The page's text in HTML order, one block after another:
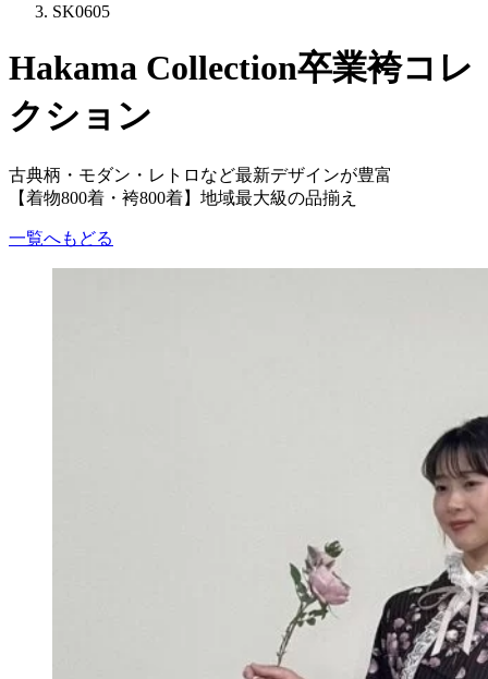
SK0605
Hakama Collection卒業袴コレ
クション
古典柄・モダン・レトロなど最新デザインが豊富
【着物800着・袴800着】地域最大級の品揃え
一覧へもどる